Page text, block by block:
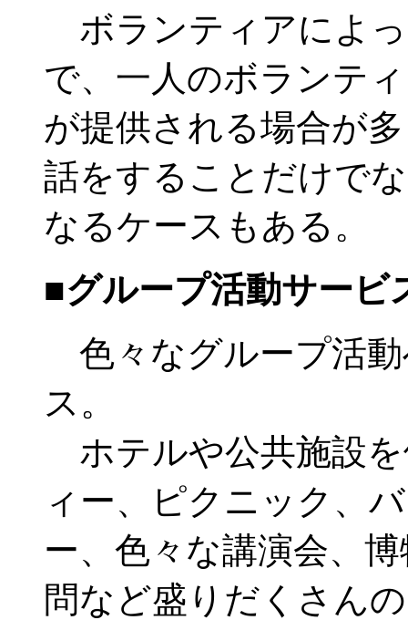
ボランティアによ
で、一人のボランテ
が提供される場合が
話をすることだけで
なるケースもある。
■グループ活動サービ
色々なグループ活
ス。
ホテルや公共施設
ィー、ピクニック、
ー、色々な講演会、
問など盛りだくさん